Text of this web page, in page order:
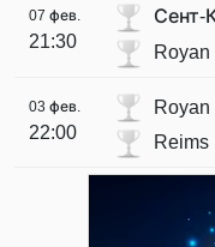
07 фев.
21:30
Сент-
Royan
03 фев.
22:00
Royan
Reims